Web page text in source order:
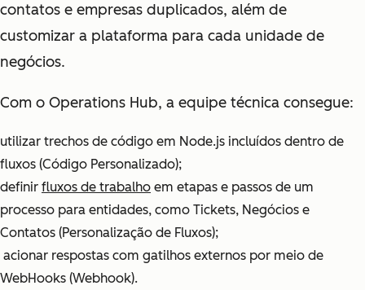
contatos e empresas duplicados, além de
customizar a plataforma para cada unidade de
negócios.
Com o Operations Hub, a equipe técnica consegue:
utilizar trechos de código em Node.js incluídos dentro de
fluxos (Código Personalizado);
definir fluxos de trabalho em etapas e passos de um
processo para entidades, como Tickets, Negócios e
Contatos (Personalização de Fluxos);
acionar respostas com gatilhos externos por meio de
WebHooks (Webhook).